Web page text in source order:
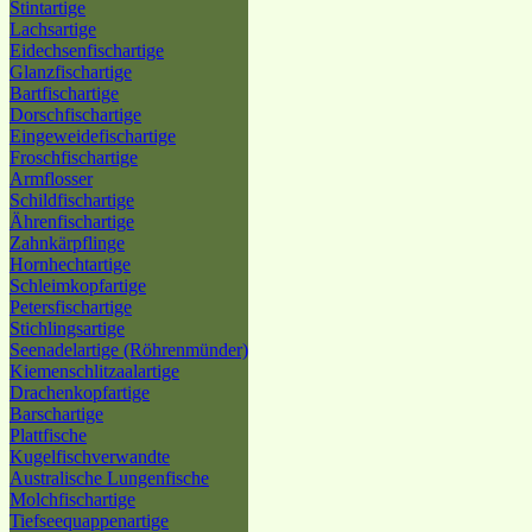
Stintartige
Lachsartige
Eidechsenfischartige
Glanzfischartige
Bartfischartige
Dorschfischartige
Eingeweidefischartige
Froschfischartige
Armflosser
Schildfischartige
Ährenfischartige
Zahnkärpflinge
Hornhechtartige
Schleimkopfartige
Petersfischartige
Stichlingsartige
Seenadelartige (Röhrenmünder)
Kiemenschlitzaalartige
Drachenkopfartige
Barschartige
Plattfische
Kugelfischverwandte
Australische Lungenfische
Molchfischartige
Tiefseequappenartige